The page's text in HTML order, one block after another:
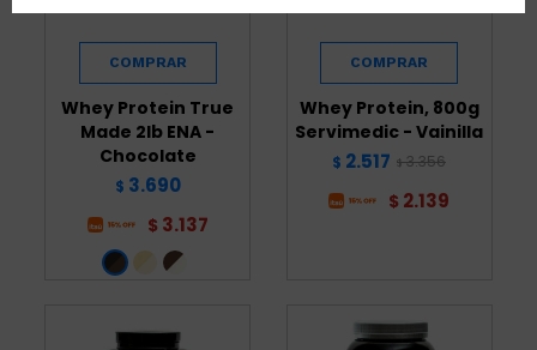
Whey Protein True
Made 2lb ENA -
Chocolate
$ 3.690
$ 3.137
Whey Protein, 800g
Servimedic - Vainilla
$ 2.517 $ 3.356
$ 2.139